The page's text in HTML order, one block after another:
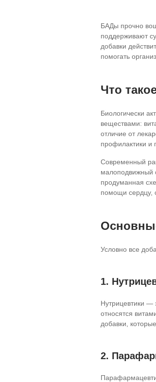
БАДы прочно
поддерживают
добавки
помогать
Что
Биологически
веществами:
отличие от
профилактики и
Современный
малоподвижный
продуманная
помощи сердцу,
Условно все
1.
Нутрицевтики —
относятся
добавки,
2.